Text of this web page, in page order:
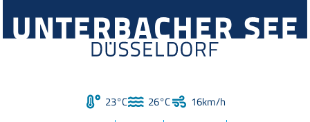
23°C 26°C 16km/h